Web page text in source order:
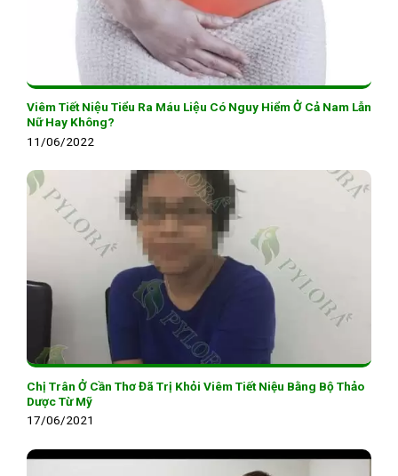
Viêm Tiết Niệu Tiểu Ra Máu Liệu Có Nguy Hiểm Ở Cả Nam Lẫn
Nữ Hay Không?
11/06/2022
Chị Trân Ở Cần Thơ Đã Trị Khỏi Viêm Tiết Niệu Bằng Bộ Thảo
Dược Từ Mỹ
17/06/2021